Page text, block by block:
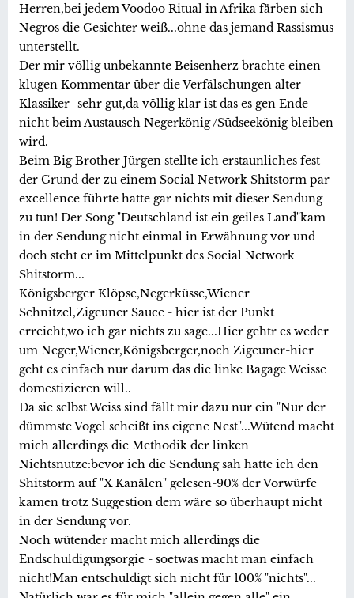
Herren,bei jedem Voodoo Ritual in Afrika färben sich
Negros die Gesichter weiß...ohne das jemand Rassismus
unterstellt.
Der mir völlig unbekannte Beisenherz brachte einen
klugen Kommentar über die Verfälschungen alter
Klassiker -sehr gut,da völlig klar ist das es gen Ende
nicht beim Austausch Negerkönig /Südseekönig bleiben
wird.
Beim Big Brother Jürgen stellte ich erstaunliches fest-
der Grund der zu einem Social Network Shitstorm par
excellence führte hatte gar nichts mit dieser Sendung
zu tun! Der Song "Deutschland ist ein geiles Land"kam
in der Sendung nicht einmal in Erwähnung vor und
doch steht er im Mittelpunkt des Social Network
Shitstorm...
Königsberger Klöpse,Negerküsse,Wiener
Schnitzel,Zigeuner Sauce - hier ist der Punkt
erreicht,wo ich gar nichts zu sage...Hier gehtr es weder
um Neger,Wiener,Königsberger,noch Zigeuner-hier
geht es einfach nur darum das die linke Bagage Weisse
domestizieren will..
Da sie selbst Weiss sind fällt mir dazu nur ein "Nur der
dümmste Vogel scheißt ins eigene Nest"...Wütend macht
mich allerdings die Methodik der linken
Nichtsnutze:bevor ich die Sendung sah hatte ich den
Shitstorm auf "X Kanälen" gelesen-90% der Vorwürfe
kamen trotz Suggestion dem wäre so überhaupt nicht
in der Sendung vor.
Noch wütender macht mich allerdings die
Endschuldigungsorgie - soetwas macht man einfach
nicht!Man entschuldigt sich nicht für 100% "nichts"...